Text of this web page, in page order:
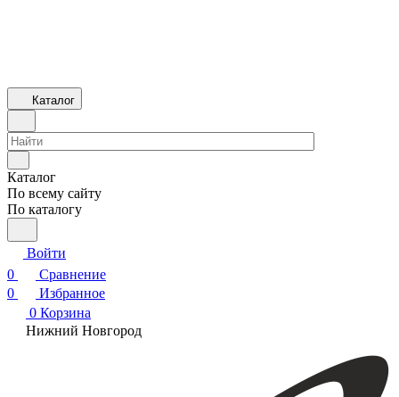
Каталог
Каталог
По всему сайту
По каталогу
Войти
0
Сравнение
0
Избранное
0 Корзина
Нижний Новгород